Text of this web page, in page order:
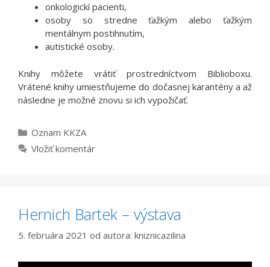
onkologickí pacienti,
osoby so stredne ťažkým alebo ťažkým
mentálnym postihnutím,
autistické osoby.
Knihy môžete vrátiť prostredníctvom Biblioboxu.
Vrátené knihy umiestňujeme do dočasnej karantény a až
následne je možné znovu si ich vypožičať.
Kategórie
Oznam KKZA
Vložiť komentár
Hernich Bartek – výstava
5. februára 2021 od autora: kniznicazilina